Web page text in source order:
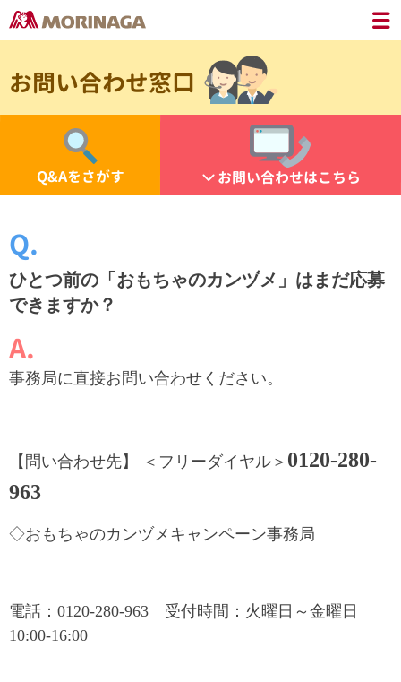
お問い合わせ窓口
Q&Aをさがす お問い合わせはこちら
ひとつ前の「おもちゃのカンヅメ」はまだ応募
できますか？
事務局に直接お問い合わせください。
【問い合わせ先】 ＜フリーダイヤル＞ 0120-280-
963
◇おもちゃのカンヅメキャンペーン事務局
電話：0120-280-963 受付時間：火曜日～金曜日
10:00-16:00